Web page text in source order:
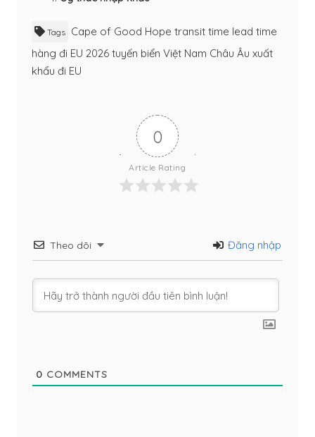
Tags Cape of Good Hope transit time lead time
hàng đi EU 2026 tuyến biển Việt Nam Châu Âu xuất
khẩu đi EU
0
Article Rating
Theo dõi Đăng nhập
0 COMMENTS